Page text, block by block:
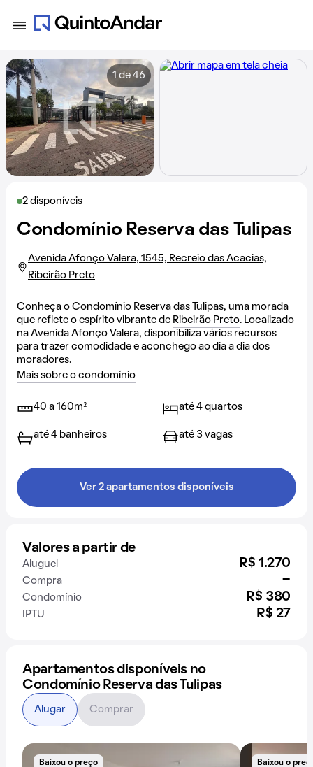
2 disponíveis
Condomínio Reserva das Tulipas
Avenida Afonço Valera, 1545, Recreio das Acacias,
Ribeirão Preto
Conheça o Condomínio Reserva das Tulipas, uma morada
que reflete o espírito vibrante de Ribeirão Preto. Localizado
na Avenida Afonço Valera, disponibiliza vários recursos
para trazer comodidade e aconchego ao dia a dia dos
moradores.
Mais sobre o condomínio
40 a 160m² até 4 quartos
até 4 banheiros até 3 vagas
Ver 2 apartamentos disponíveis
Valores a partir de
Aluguel R$ 1.270
Compra -
Condomínio R$ 380
IPTU R$ 27
1 de 46
Apartamentos disponíveis no
Condomínio Reserva das Tulipas
Baixou o preço Baixou o
Alugar Comprar